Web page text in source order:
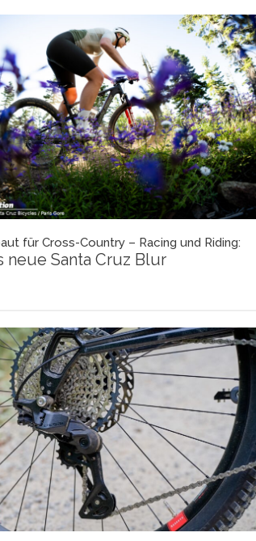
für Cross-Country – Racing und Riding:
neue Santa Cruz Blur